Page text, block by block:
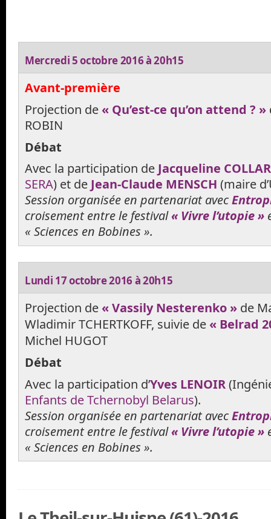
Mercredi 5 octobre 2016 à 20h15
Avant-première
Projection de « Qu’est-ce qu’on attend ? »
ROBIN
Débat
Avec la participation de Jacqueline
SERA) et de Jean-Claude MENSCH (maire
Session organisée en partenariat avec
croisement entre le festival« Vivre l’utopie »
« Sciences en Bobines ».
Lundi 17 octobre 2016 à 20h15
Projection de « Vassily Nesterenko » de
Wladimir TCHERTKOFF, suivie de « Belrad
Michel HUGOT
Débat
Avec la participation d’Yves LENOIR
Enfants de Tchernobyl Belarus).
Session organisée en partenariat avec
croisement entre le festival« Vivre l’utopie »
« Sciences en Bobines ».